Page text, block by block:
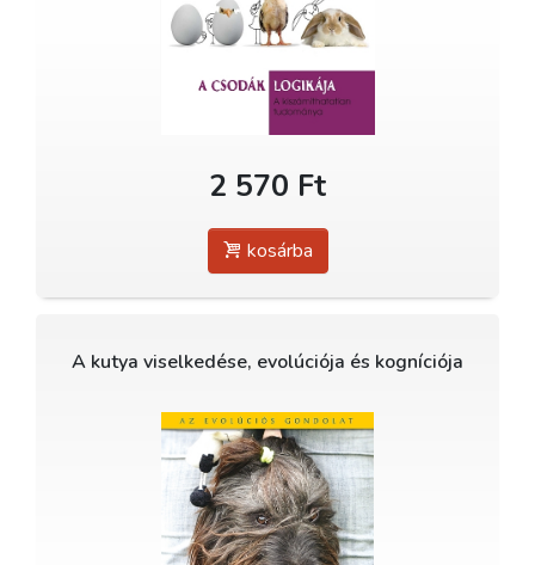
2 570 Ft
kosárba
A kutya viselkedése, evolúciója és kogníciója